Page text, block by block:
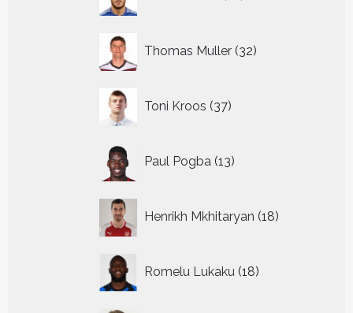
producten
Thomas Muller 32
producten
Toni Kroos 37
producten
Paul Pogba 13
producten
Henrikh Mkhitaryan 18
producten
Romelu Lukaku 18
producten